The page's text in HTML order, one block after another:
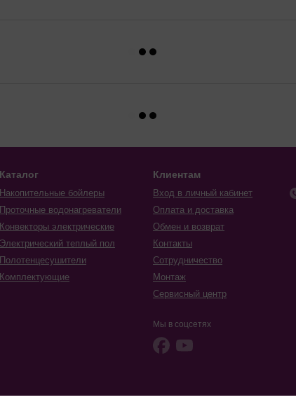
Каталог
Накопительные бойлеры
Проточные водонагреватели
Конвекторы электрические
Электрический теплый пол
Полотенцесушители
Комплектующие
Клиентам
Вход в личный кабинет
Оплата и доставка
Обмен и возврат
Контакты
Сотрудничество
Монтаж
Сервисный центр
Мы в соцсетях